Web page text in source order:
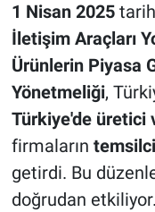
1 Nisan 2025
İletişim Araçları
Ürünlerin Piyasa
Yönetmeliği,
Türkiye'de üretici
firmaların
getirdi. Bu
doğrudan etkiliyor.